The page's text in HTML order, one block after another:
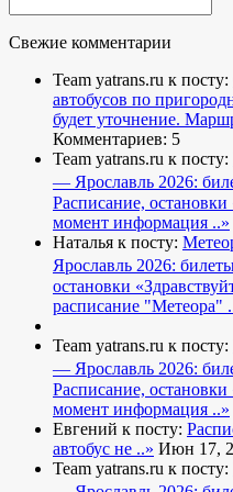
Свежие комментарии
Team yatrans.ru к посту:
автобусов по
будет уточнение.
Комментариев: 5
Team yatrans.ru к посту:
— Ярославль 2026:
Расписание, остановки
момент информация ..»
Наталья к посту:
Ярославль 2026:
остановки
расписание "Метеора"
Team yatrans.ru к посту:
— Ярославль 2026:
Расписание, остановки
момент информация ..»
Евгений к посту:
автобус не ..» Июн 17,
Team yatrans.ru к посту: